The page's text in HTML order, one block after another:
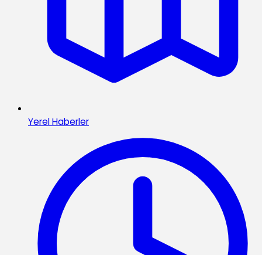
Yerel Haberler